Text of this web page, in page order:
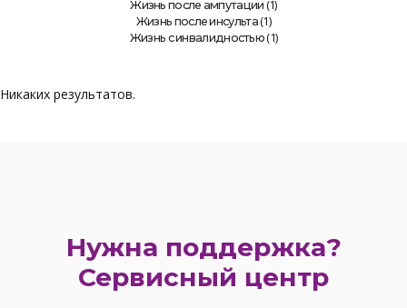
Жизнь после ампутации (1)
Жизнь после инсульта(1)
Жизнь с инвалидностью (1)
Никаких результатов.
Нужна поддержка?
Сервисный центр